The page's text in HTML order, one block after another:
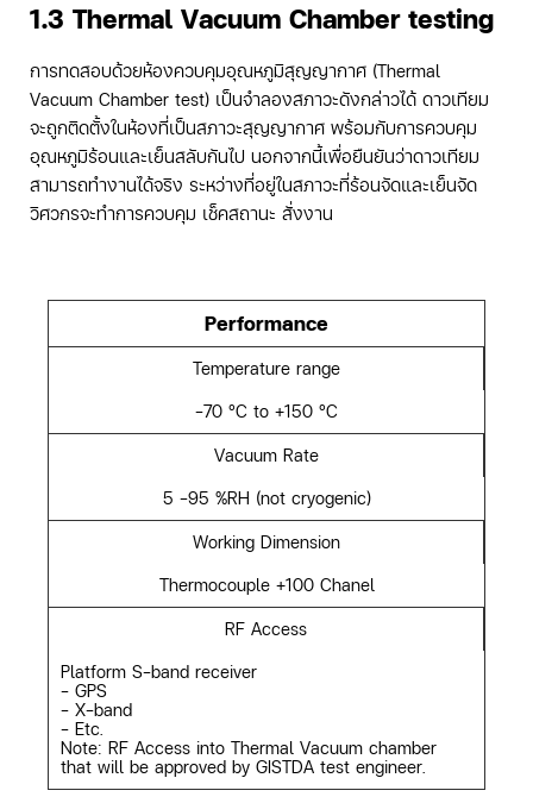
1.3 Thermal Vacuum Chamber testing
การทดสอบด้วยห้องควบคุมอุณหภูมิสุญญากาศ (Thermal
Vacuum Chamber test) เป็นจำลองสภาวะดังกล่าวได้ ดาวเทียม
จะถูกติดตั้งในห้องที่เป็นสภาวะสุญญากาศ พร้อมกับการควบคุม
อุณหภูมิร้อนและเย็นสลับกันไป นอกจากนี้เพื่อยืนยันว่าดาวเทียม
สามารถทำงานได้จริง ระหว่างที่อยู่ในสภาวะที่ร้อนจัดและเย็นจัด
วิศวกรจะทำการควบคุม เช็คสถานะ สั่งงาน
Performance
Temperature range
-70 °C to +150 °C
Vacuum Rate
5 -95 %RH (not cryogenic)
Working Dimension
Thermocouple +100 Chanel
RF Access
Platform S-band receiver
- GPS
- X-band
- Etc.
Note: RF Access into Thermal Vacuum chamber
that will be approved by GISTDA test engineer.